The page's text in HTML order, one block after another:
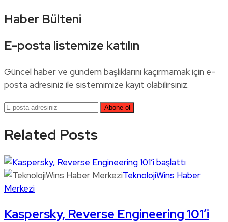
Haber Bülteni
E-posta listemize katılın
Güncel haber ve gündem başlıklarını kaçırmamak için e-
posta adresiniz ile sistemimize kayıt olabilirsiniz.
Related Posts
TeknolojiWins Haber
Merkezi
Kaspersky, Reverse Engineering 101’i